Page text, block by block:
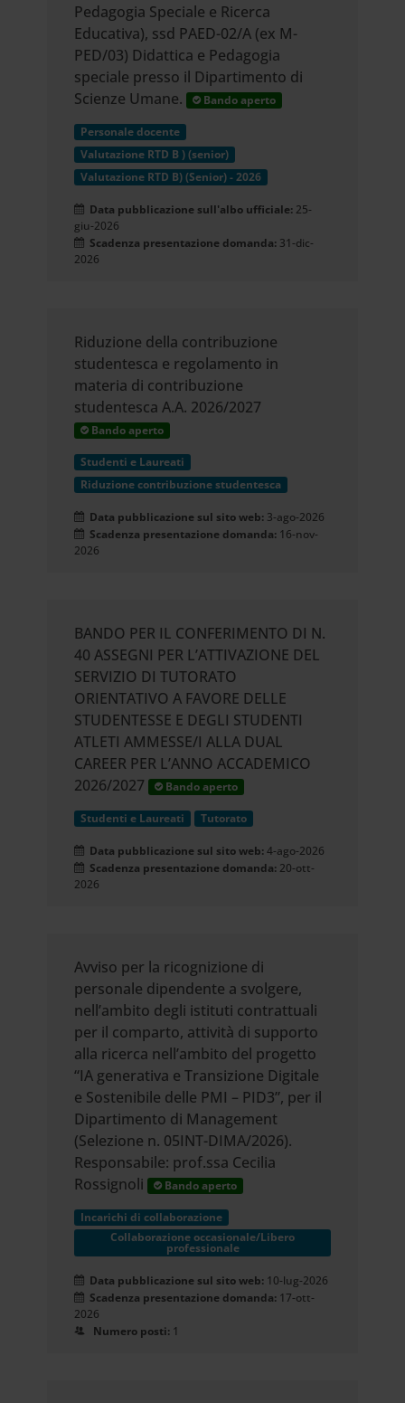
Pedagogia Speciale e Ricerca
Educativa), ssd PAED-02/A (ex M-
PED/03) Didattica e Pedagogia
speciale presso il Dipartimento di
Scienze Umane.
Bando aperto
Personale docente
Valutazione RTD B ) (senior)
Valutazione RTD B) (Senior) - 2026
Data pubblicazione sull'albo ufficiale: 25-
giu-2026
Scadenza presentazione domanda: 31-dic-
2026
Riduzione della contribuzione
studentesca e regolamento in
materia di contribuzione
studentesca A.A. 2026/2027
Bando aperto
Studenti e Laureati
Riduzione contribuzione studentesca
Data pubblicazione sul sito web: 3-ago-2026
Scadenza presentazione domanda: 16-nov-
2026
BANDO PER IL CONFERIMENTO DI N.
40 ASSEGNI PER L’ATTIVAZIONE DEL
SERVIZIO DI TUTORATO
ORIENTATIVO A FAVORE DELLE
STUDENTESSE E DEGLI STUDENTI
ATLETI AMMESSE/I ALLA DUAL
CAREER PER L’ANNO ACCADEMICO
2026/2027
Bando aperto
Studenti e Laureati Tutorato
Data pubblicazione sul sito web:4-ago-2026
Scadenza presentazione domanda: 20-ott-
2026
Avviso per la ricognizione di
personale dipendente a svolgere,
nell’ambito degli istituti contrattuali
per il comparto, attività di supporto
alla ricerca nell’ambito del progetto
“IA generativa e Transizione Digitale
e Sostenibile delle PMI – PID3”, per il
Dipartimento di Management
(Selezione n. 05INT-DIMA/2026).
Responsabile: prof.ssa Cecilia
Rossignoli
Bando aperto
Incarichi di collaborazione
Collaborazione occasionale/Libero
professionale
Data pubblicazione sul sito web: 10-lug-2026
Scadenza presentazione domanda: 17-ott-
2026
Numero posti: 1